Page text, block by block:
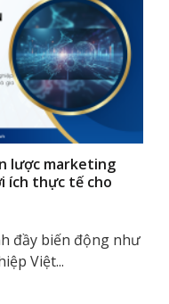
lược marketing
ích thực tế cho
đầy biến động như
Việt...